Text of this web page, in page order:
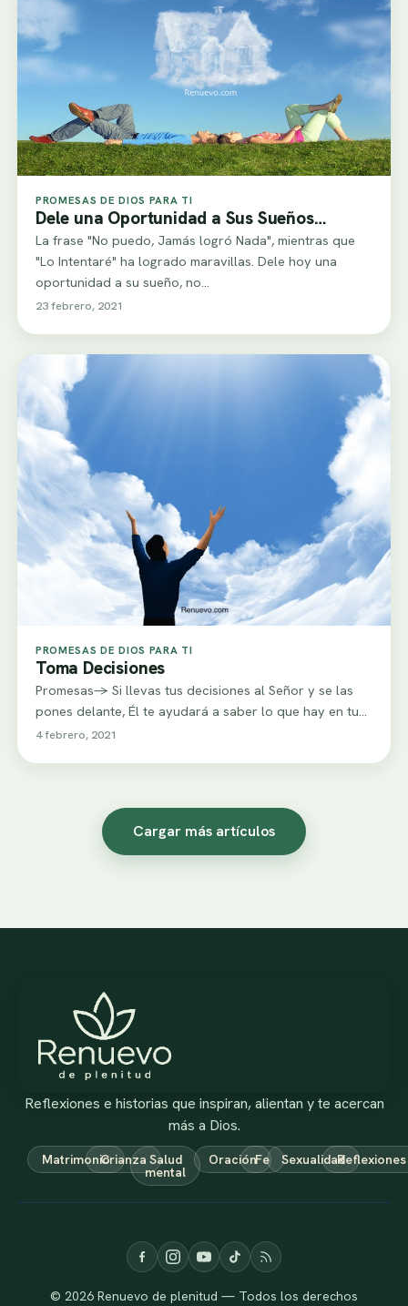
PROMESAS DE DIOS PARA TI
Dele una Oportunidad a Sus Sueños…
La frase "No puedo, Jamás logró Nada", mientras que
"Lo Intentaré" ha logrado maravillas. Dele hoy una
oportunidad a su sueño, no…
23 febrero, 2021
PROMESAS DE DIOS PARA TI
Toma Decisiones
Promesas-> Si llevas tus decisiones al Señor y se las
pones delante, Él te ayudará a saber lo que hay en tu…
4 febrero, 2021
Cargar más artículos
Reflexiones e historias que inspiran, alientan y te acercan
más a Dios.
MatrimonioCrianza Salud
mental
OraciónFe SexualidadReflexiones
© 2026 Renuevo de plenitud — Todos los derechos